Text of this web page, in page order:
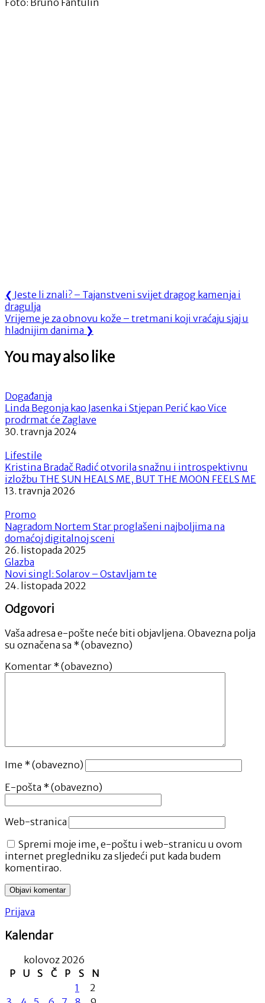
Navigacija
objava
❮ Previous
Post:
Jeste li znali? – Tajanstveni svijet dragog kamenja i
dragulja
Next
Post:
Vrijeme je za obnovu kože – tretmani koji vraćaju sjaj u
hladnijim danima ❯
You may also like
Događanja
Linda Begonja kao Jasenka i Stjepan Perić kao Vice
prodrmat će Zaglave
30. travnja 2024
Lifestile
Kristina Bradač Radić otvorila snažnu i introspektivnu
izložbu THE SUN HEALS ME, BUT THE MOON FEELS ME
13. travnja 2026
Promo
Nagradom Nortem Star proglašeni najboljima na
domaćoj digitalnoj sceni
26. listopada 2025
Glazba
Novi singl: Solarov – Ostavljam te
24. listopada 2022
Odgovori
Vaša adresa e-pošte neće biti objavljena. Obavezna polja
su označena sa * (obavezno)
Komentar * (obavezno)
Ime * (obavezno)
E-pošta * (obavezno)
Web-stranica
Spremi moje ime, e-poštu i web-stranicu u ovom
internet pregledniku za sljedeći put kada budem
komentirao.
Prijava
Kalendar
kolovoz 2026
P
U S Č P S
N
1
2